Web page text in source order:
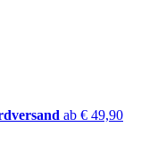
ab € 49,90